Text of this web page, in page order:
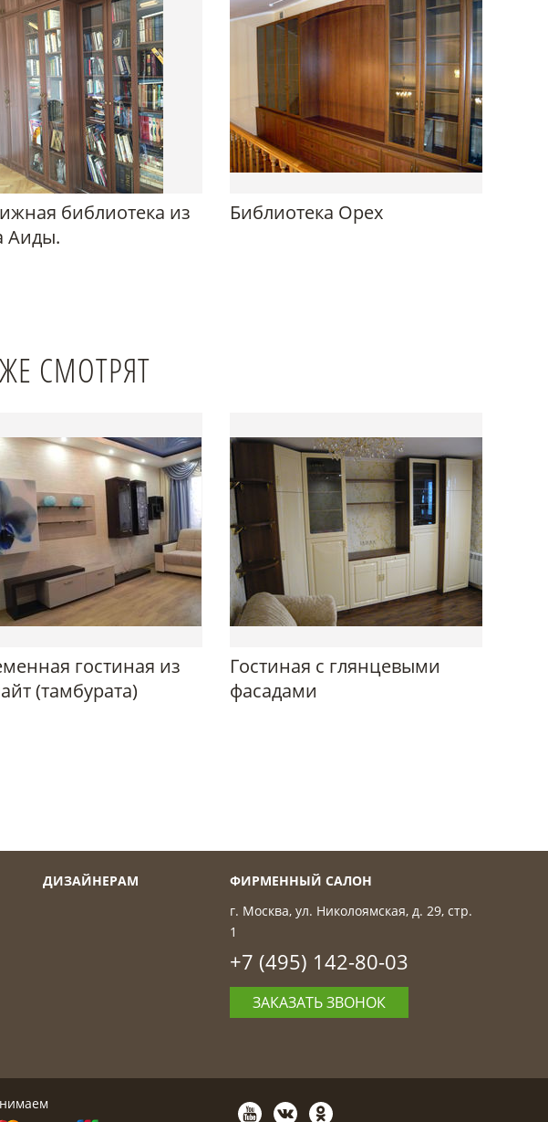
библиотека из
Аиды.
Библиотека Орех
СМОТРЯТ
гостиная из
(тамбурата)
Гостиная с глянцевыми
фасадами
ДИЗАЙНЕРАМ
ФИРМЕННЫЙ САЛОН
г. Москва, ул. Николоямская, д. 29, стр.
1
+7 (495) 142-80-03
ЗАКАЗАТЬ ЗВОНОК